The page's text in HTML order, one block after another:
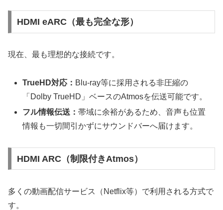
HDMI eARC（最も完全な形）
現在、最も理想的な接続です。
TrueHD対応： Blu-ray等に採用される非圧縮の
「Dolby TrueHD」ベースのAtmosを伝送可能です。
フル情報伝送：帯域に余裕があるため、音声も位置
情報も一切間引かずにサウンドバーへ届けます。
HDMI ARC（制限付きAtmos）
多くの動画配信サービス（Netflix等）で利用される方式で
す。